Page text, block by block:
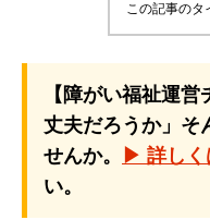
この記事のタ
【障がい福祉運
丈夫だろうか」そ
せんか。
▶ 詳しく
い。